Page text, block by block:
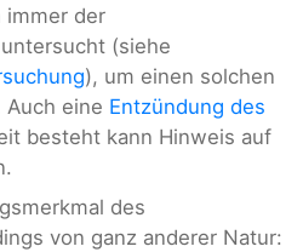
immer der
(siehe
), um einen solchen
Auch eine Entzündung des
besteht kann Hinweis auf
des
von ganz anderer Natur: